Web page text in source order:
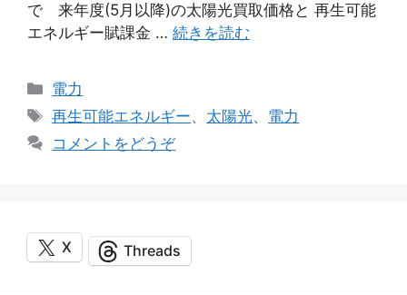
で 来年度(5月以降)の太陽光買取価格と 再生可能
エネルギー賦課金 … 続きを読む
カ
テ
リ
電力
タ
再生可能エネルギー、 太陽光、 電力
コメントをどうぞ
X Threads